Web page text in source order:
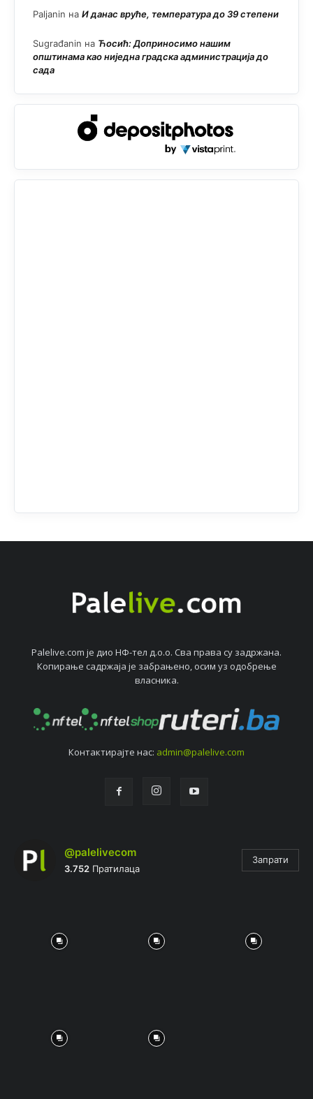
Paljanin на И данас вруће, температура до 39 степени
Sugrađanin на Ћосић: Доприносимо нашим
општинама као ниједна градска администрација до
сада
Palelive.com јe дио НФ-тeл д.о.о. Сва права су задржана.
Копирањe садржаја јe забрањeно, осим уз одобрeњe
власника.
Контактирајтe нас: admin@palelive.com
@palelivecom
3.752 Пратилаца
Запрати